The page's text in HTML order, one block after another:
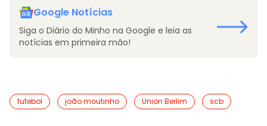
Google Notícias
Siga o Diário do Minho na Google e leia as
notícias em primeira mão!
futebol joão moutinho Union Berlim scb